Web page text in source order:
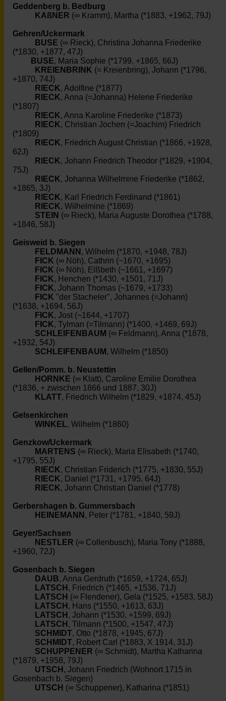
Geddenberg b. Bedburg
KAßNER (∞ Kramm), Martha (*1883, +1962, 79J)
Gehren/Uckermark
BUSE (∞ Rieck), Christina Johanna Friederike
(*1830, +1877, 47J)
BUSE, Maria Sophie (*1799, +1865, 66J)
KREIENBRINK (= Kreienbring), Johann (*1796,
+1870, 74J)
RIECK, Adolfine (*1877)
RIECK, Anna (=Johanna) Helene Friederike
(*1807)
RIECK, Anna Karoline Friederike (*1873)
RIECK, Christian Jochen (=Joachim) Friedrich
(*1809)
RIECK, Friedrich August Christian (*1866, +1928,
62J)
RIECK, Johann Friedrich Theodor (*1829, +1904,
75J)
RIECK, Johanna Wilhelmine Friederike (*1862,
+1865, 3J)
RIECK, Karl Friedrich Ferdinand (*1861)
RIECK, Wilhelmine (*1869)
STEIN (∞ Rieck), Maria Auguste Dorothea (*1788,
+1846, 58J)
Geisweid b. Siegen
FELDMANN , Wilhelm (*1870, +1948, 78J)
FICK (∞ Nöh), Cathrin (~1670, +1695)
FICK (∞ Nöh), Elßbeth (~1661, +1697)
FICK, Henchen (*1430, +1501, 71J)
FICK, Johann Thomas (~1679, +1733)
FICK "der Stacheler", Johannes (=Johann)
(*1638, +1694, 56J)
FICK, Jost (~1644, +1707)
FICK, Tylman (=Tilmann) (*1400, +1469, 69J)
SCHLEIFENBAUM (∞ Feldmann), Anna (*1878,
+1932, 54J)
SCHLEIFENBAUM , Wilhelm (*1850)
Gellen/Pomm. b. Neustettin
HORNKE (∞ Klatt), Caroline Emilie Dorothea
(*1836, + zwischen 1866 und 1887, 30J)
KLATT, Friedrich Wilhelm (*1829, +1874, 45J)
Gelsenkirchen
WINKEL, Wilhelm (*1860)
Genzkow/Uckermark
MARTENS (∞ Rieck), Maria Elisabeth (*1740,
+1795, 55J)
RIECK, Christian Friderich (*1775, +1830, 55J)
RIECK, Daniel (*1731, +1795, 64J)
RIECK, Johann Christian Daniel (*1778)
Gerbershagen b. Gummersbach
HEINEMANN , Peter (*1781, +1840, 59J)
Geyer/Sachsen
NESTLER (∞ Collenbusch), Maria Tony (*1888,
+1960, 72J)
Gosenbach b. Siegen
DAUB, Anna Gerdruth (*1659, +1724, 65J)
LATSCH , Friedrich (*1465, +1536, 71J)
LATSCH (∞ Flendener), Gela (*1525, +1583, 58J)
LATSCH , Hans (*1550, +1613, 63J)
LATSCH , Johann (*1530, +1599, 69J)
LATSCH , Tilmann (*1500, +1547, 47J)
SCHMIDT, Otto (*1878, +1945, 67J)
SCHMIDT, Robert Carl (*1883, X 1914, 31J)
SCHUPPENER (∞ Schmidt), Martha Katharina
(*1879, +1958, 79J)
UTSCH , Johann Friedrich (Wohnort 1715 in
Gosenbach b. Siegen)
UTSCH (∞ Schuppener), Katharina (*1851)